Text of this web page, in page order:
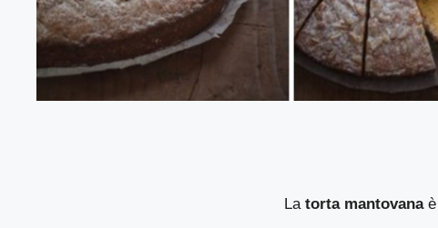
Latorta mantovanaè